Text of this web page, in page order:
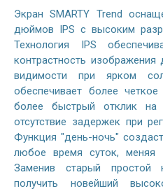
Экран SMARTY Trend
дюймов IPS с высоким
Технология IPS
контрастность
видимости при ярком
обеспечивает более
более быстрый отклик на
отсутствие задержек при
Функция "день-ночь"
любое время суток,
Заменив старый простой
получить новейший